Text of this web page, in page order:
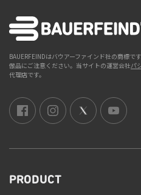
BAUERFEINDはバウアーファインド社の商標
倣品にご注意ください。当サイトの運営会社パ
代理店です。
PRODUCT